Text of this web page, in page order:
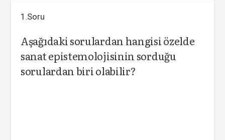
1.Soru
Aşağıdaki sorulardan hangisi özelde
sanat epistemolojisinin sorduğu
sorulardan biri olabilir?